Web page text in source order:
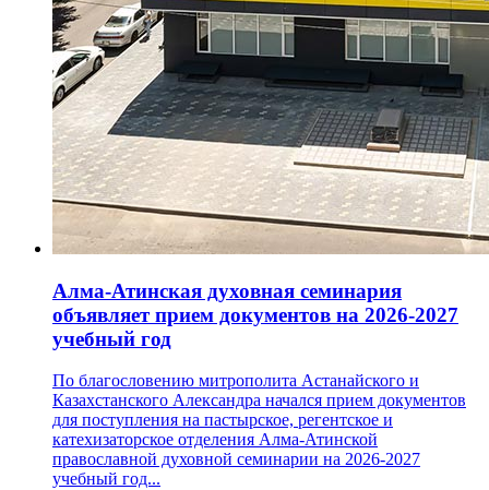
Алма-Атинская духовная семинария
объявляет прием документов на 2026-2027
учебный год
По благословению митрополита Астанайского и
Казахстанского Александра начался прием документов
для поступления на пастырское, регентское и
катехизаторское отделения Алма-Атинской
православной духовной семинарии на 2026-2027
учебный год...